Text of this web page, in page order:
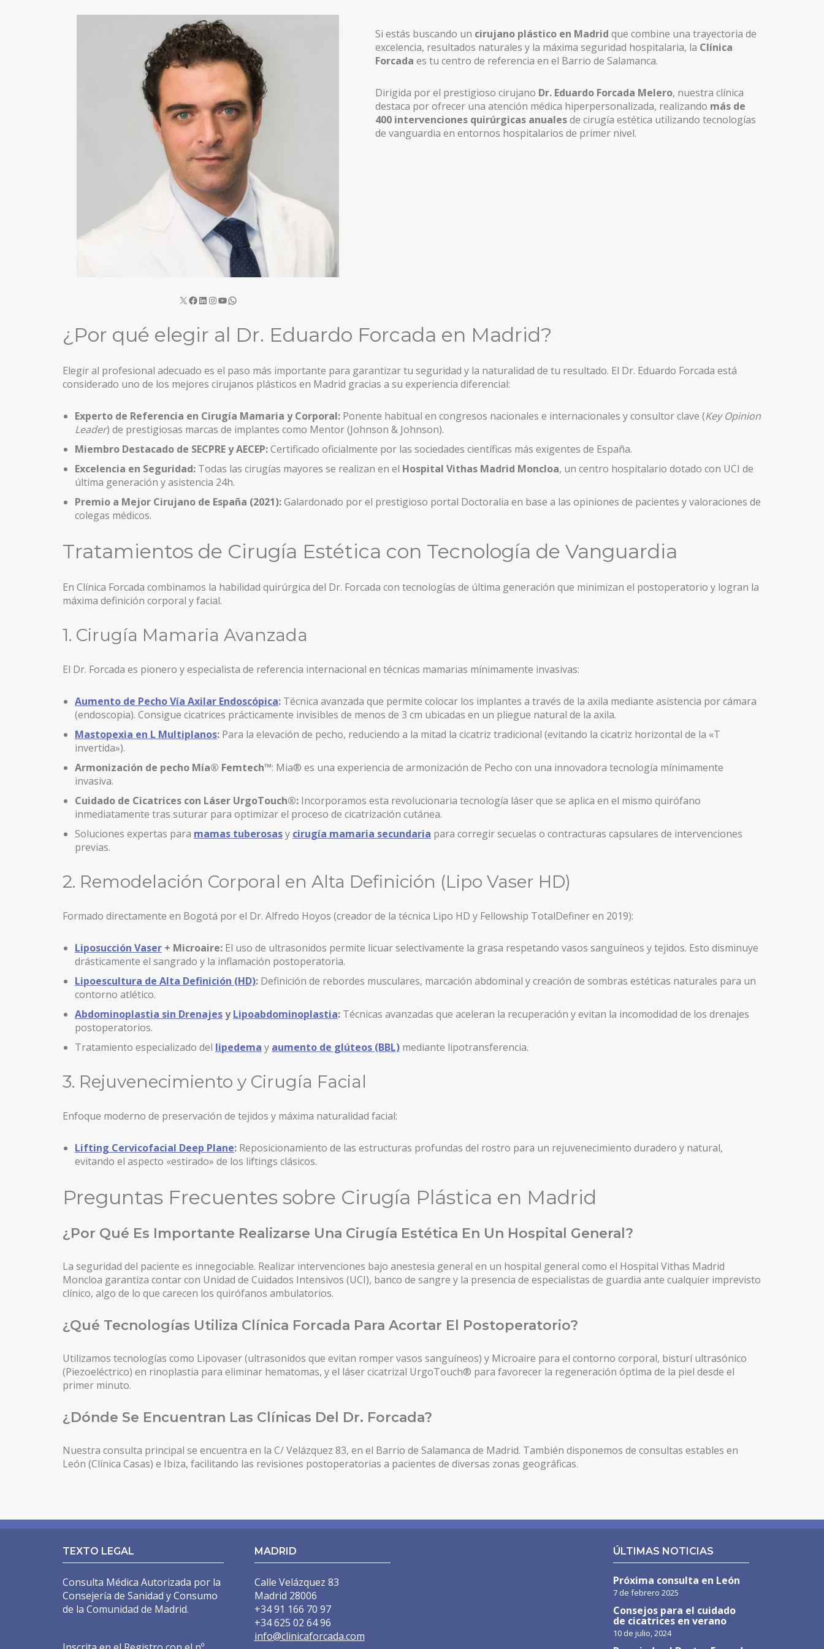
RINOPLASTIA ULTRASÓNICA
BLEFAROPLASTIA
OREJAS (OTOPLASTIA)
IMPLANTES FACIALES
PÁRPADO CAÍDO – PTOSIS PALPEBRAL
CIRUGÍA MAMARIA
ARMONIZACIÓN DE PECHO MÍA® FEMTECH™
MASTOPEXIA (ELEVACIÓN MAMARIA CON PRÓTESIS)
MASTOPEXIA (REDUCCIÓN MAMARIA SIN PRÓTESIS)
MAMA TUBEROSA
GINECOMASTIA
CIRUGÍA CORPORAL
LIPOSUCCIÓN BODYTITE
LIPOSUCCIÓN EN MADRID
REPARACIÓN ENDOSCÓPICA DE LA PARED ABDOMINAL
ABDOMINOPLASTIA SIN DRENAJES
AUMENTO DE GLÚTEOS
LIFTING DE MUSLOS
ABDOMINOPLASTIA ENDOSCÓPICA
LIPEDEMA
CIRUGÍA BARIÁTRICA
LABIOPLASTIA Y REJUVENECIMIENTO DE LABIOS MAYORES CON LÁSER.
Si estás buscando un cirujano plástico en Madrid que combine una trayectoria de
excelencia, resultados naturales y la máxima seguridad hospitalaria, la Clínica
Forcada es tu centro de referencia en el Barrio de Salamanca.
Dirigida por el prestigioso cirujano Dr. Eduardo Forcada Melero, nuestra clínica
destaca por ofrecer una atención médica hiperpersonalizada, realizando más de
400 intervenciones quirúrgicas anualesde cirugía estética utilizando tecnologías
de vanguardia en entornos hospitalarios de primer nivel.
¿Por qué elegir al Dr. Eduardo Forcada en Madrid?
Elegir al profesional adecuado es el paso más importante para garantizar tu seguridad y la naturalidad de tu resultado. El Dr. Eduardo Forcada está
considerado uno de los mejores cirujanos plásticos en Madrid gracias a su experiencia diferencial:
Experto de Referencia en Cirugía Mamaria y Corporal: Ponente habitual en congresos nacionales e internacionales y consultor clave (Key Opinion
Leader) de prestigiosas marcas de implantes como Mentor (Johnson & Johnson).
Miembro Destacado de SECPRE y AECEP:Certificado oficialmente por las sociedades científicas más exigentes de España.
Excelencia en Seguridad: Todas las cirugías mayores se realizan en el Hospital Vithas Madrid Moncloa, un centro hospitalario dotado con UCI de
última generación y asistencia 24h.
Premio a Mejor Cirujano de España (2021):Galardonado por el prestigioso portal Doctoralia en base a las opiniones de pacientes y valoraciones de
colegas médicos.
Tratamientos de Cirugía Estética con Tecnología de Vanguardia
En Clínica Forcada combinamos la habilidad quirúrgica del Dr. Forcada con tecnologías de última generación que minimizan el postoperatorio y logran la
máxima definición corporal y facial.
1. Cirugía Mamaria Avanzada
El Dr. Forcada es pionero y especialista de referencia internacional en técnicas mamarias mínimamente invasivas:
Aumento de Pecho Vía Axilar Endoscópica: Técnica avanzada que permite colocar los implantes a través de la axila mediante asistencia por cámara
(endoscopia). Consigue cicatrices prácticamente invisibles de menos de 3 cm ubicadas en un pliegue natural de la axila.
Mastopexia en L Multiplanos: Para la elevación de pecho, reduciendo a la mitad la cicatriz tradicional (evitando la cicatriz horizontal de la «T
invertida»).
Armonización de pecho Mía® Femtech™: Mia® es una experiencia de armonización de Pecho con una innovadora tecnología mínimamente
invasiva.
Cuidado de Cicatrices con Láser UrgoTouch®: Incorporamos esta revolucionaria tecnología láser que se aplica en el mismo quirófano
inmediatamente tras suturar para optimizar el proceso de cicatrización cutánea.
Soluciones expertas para mamas tuberosasy cirugía mamaria secundaria para corregir secuelas o contracturas capsulares de intervenciones
previas.
2. Remodelación Corporal en Alta Definición (Lipo Vaser HD)
Formado directamente en Bogotá por el Dr. Alfredo Hoyos (creador de la técnica Lipo HD y Fellowship TotalDefiner en 2019):
Liposucción Vaser + Microaire: El uso de ultrasonidos permite licuar selectivamente la grasa respetando vasos sanguíneos y tejidos. Esto disminuye
drásticamente el sangrado y la inflamación postoperatoria.
Lipoescultura de Alta Definición (HD): Definición de rebordes musculares, marcación abdominal y creación de sombras estéticas naturales para un
contorno atlético.
Abdominoplastia sin DrenajesyLipoabdominoplastia: Técnicas avanzadas que aceleran la recuperación y evitan la incomodidad de los drenajes
postoperatorios.
Tratamiento especializado del lipedema y aumento de glúteos (BBL) mediante lipotransferencia.
3. Rejuvenecimiento y Cirugía Facial
Enfoque moderno de preservación de tejidos y máxima naturalidad facial:
Lifting Cervicofacial Deep Plane: Reposicionamiento de las estructuras profundas del rostro para un rejuvenecimiento duradero y natural,
evitando el aspecto «estirado» de los liftings clásicos.
Preguntas Frecuentes sobre Cirugía Plástica en Madrid
¿Por Qué Es Importante Realizarse Una Cirugía Estética En Un Hospital General?
La seguridad del paciente es innegociable. Realizar intervenciones bajo anestesia general en un hospital general como el Hospital Vithas Madrid
Moncloa garantiza contar con Unidad de Cuidados Intensivos (UCI), banco de sangre y la presencia de especialistas de guardia ante cualquier imprevisto
clínico, algo de lo que carecen los quirófanos ambulatorios.
¿Qué Tecnologías Utiliza Clínica Forcada Para Acortar El Postoperatorio?
Utilizamos tecnologías como Lipovaser (ultrasonidos que evitan romper vasos sanguíneos) y Microaire para el contorno corporal, bisturí ultrasónico
(Piezoeléctrico) en rinoplastia para eliminar hematomas, y el láser cicatrizal UrgoTouch® para favorecer la regeneración óptima de la piel desde el
primer minuto.
¿Dónde Se Encuentran Las Clínicas Del Dr. Forcada?
Nuestra consulta principal se encuentra en la C/ Velázquez 83, en el Barrio de Salamanca de Madrid. También disponemos de consultas estables en
León (Clínica Casas) e Ibiza, facilitando las revisiones postoperatorias a pacientes de diversas zonas geográficas.
TEXTO LEGAL
Consulta Médica Autorizada por la
Consejería de Sanidad y Consumo
de la Comunidad de Madrid.
MADRID
Calle Velázquez 83
Madrid 28006
+34 91 166 70 97
+34 625 02 64 96
info@clinicaforcada.com
ÚLTIMAS NOTICIAS
Próxima consulta en León
7 de febrero 2025
Consejos para el cuidado
de cicatrices en verano
10 de julio, 2024